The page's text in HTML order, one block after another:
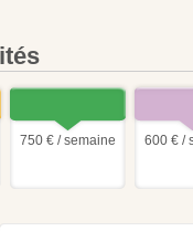
750 € / semaine 600 € /